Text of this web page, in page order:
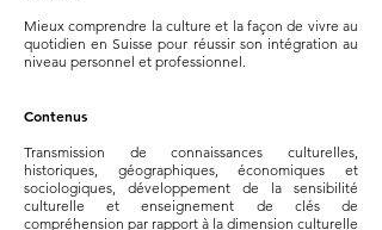
Mieux comprendre la culture et la façon de vivre au
quotidien en Suisse pour réussir son intégration au
niveau personnel et professionnel.
Contenus
Transmission de connaissances culturelles,
historiques, géographiques, économiques et
sociologiques, développement de la sensibilité
culturelle et enseignement de clés de
compréhension par rapport à la dimension culturelle